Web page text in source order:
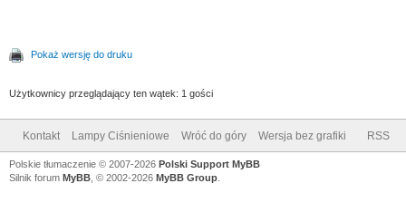
Pokaż wersję do druku
Użytkownicy przeglądający ten wątek: 1 gości
Kontakt Lampy Ciśnieniowe Wróć do góry Wersja bez grafiki RSS
Polskie tłumaczenie © 2007-2026 Polski Support MyBB
Silnik forum MyBB , © 2002-2026 MyBB Group